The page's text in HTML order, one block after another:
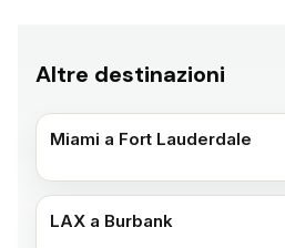
Altre destinazioni
Miami a Fort Lauderdale
LAX a Burbank